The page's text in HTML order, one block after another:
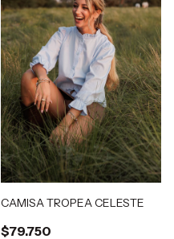
CAMISA TROPEA CELESTE
$79.750